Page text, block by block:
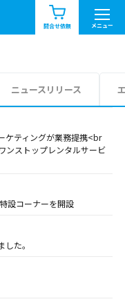
問合せ依頼 メニュー
お知らせ一覧
中国・四国
ニュースリリース
ケティングが業務提携<br
ンストップレンタルサービ
設コーナーを開設
た。